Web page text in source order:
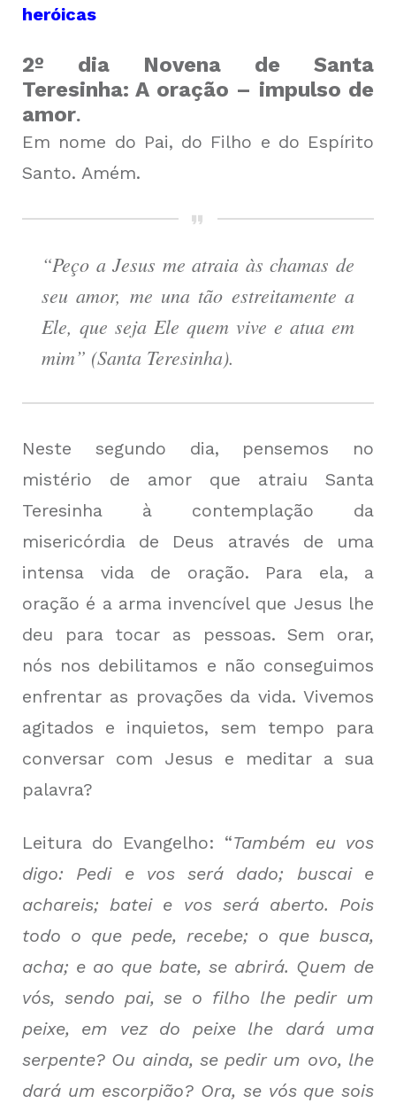
heróicas
2º dia Novena de Santa
Teresinha: A oração – impulso de
amor.
Em nome do Pai, do Filho e do Espírito
Santo. Amém.
“Peço a Jesus me atraia às chamas de
seu amor, me una tão estreitamente a
Ele, que seja Ele quem vive e atua em
mim” (Santa Teresinha).
Neste segundo dia, pensemos no
mistério de amor que atraiu Santa
Teresinha à contemplação da
misericórdia de Deus através de uma
intensa vida de oração. Para ela, a
oração é a arma invencível que Jesus lhe
deu para tocar as pessoas. Sem orar,
nós nos debilitamos e não conseguimos
enfrentar as provações da vida. Vivemos
agitados e inquietos, sem tempo para
conversar com Jesus e meditar a sua
palavra?
Leitura do Evangelho: “Também eu vos
digo: Pedi e vos será dado; buscai e
achareis; batei e vos será aberto. Pois
todo o que pede, recebe; o que busca,
acha; e ao que bate, se abrirá. Quem de
vós, sendo pai, se o filho lhe pedir um
peixe, em vez do peixe lhe dará uma
serpente? Ou ainda, se pedir um ovo, lhe
dará um escorpião? Ora, se vós que sois